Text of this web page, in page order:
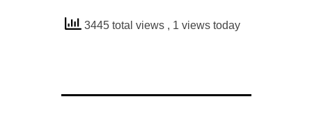
3445 total views , 1 views today